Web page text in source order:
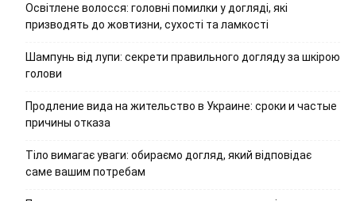
Освітлене волосся: головні помилки у догляді, які
призводять до жовтизни, сухості та ламкості
Шампунь від лупи: секрети правильного догляду за шкірою
голови
Продление вида на жительство в Украине: сроки и частые
причины отказа
Тіло вимагає уваги: обираємо догляд, який відповідає
саме вашим потребам